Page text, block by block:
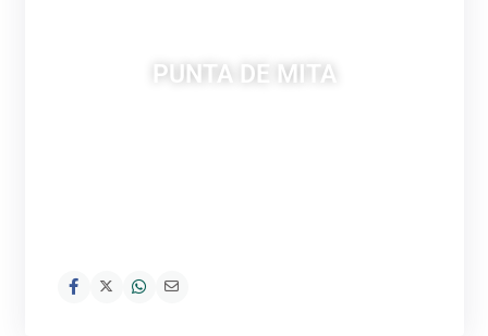
PUNTA DE MITA